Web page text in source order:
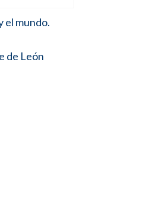
el mundo.
de León